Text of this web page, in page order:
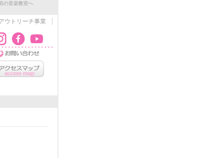
の音楽教室へ
ウトリーチ事業